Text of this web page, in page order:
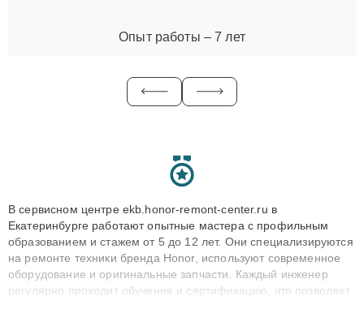
Опыт работы – 7 лет
В сервисном центре ekb.honor-remont-center.ru в
Екатеринбурге работают опытные мастера с профильным
образованием и стажем от 5 до 12 лет. Они специализируются
на ремонте техники бренда Honor, используют современное
оборудование и оригинальные запчасти. Каждый инженер
регулярно проходит обучение и сертификацию, что позволяет